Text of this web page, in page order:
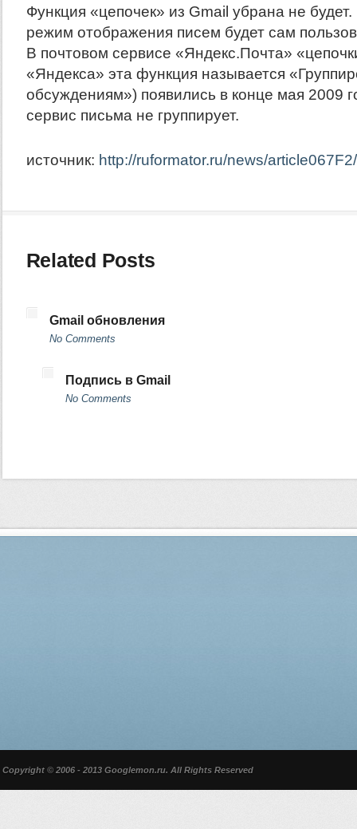
Функция «цепочек» из Gmail убрана не
режим отображения писем будет сам
В почтовом сервисе «Яндекс.Почта»
«Яндекса» эта функция называется
обсуждениям») появились в конце мая 2009
сервис письма не группирует.
источник: http://ruformator.ru/news/
Related Posts
Gmail обновления
No Comments
Подпись в Gmail
No Comments
Copyright © 2006 - 2013 Googlemon.ru. All Rights Reserved